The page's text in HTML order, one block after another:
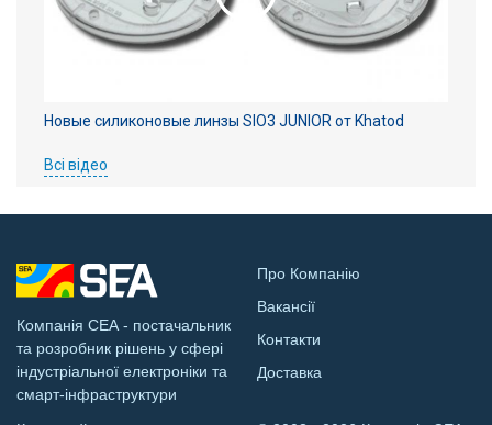
Новые силиконовые линзы SIO3 JUNIOR от Khatod
Всі відео
Компанія СЕА - постачальник
та розробник рішень у сфері
індустріальної електроніки та
смарт-інфраструктури
Про Компанію
Вакансії
Контакти
Доставка